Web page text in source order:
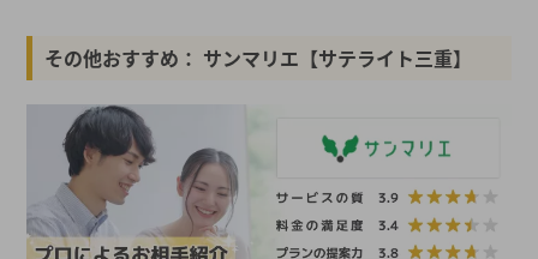
その他おすすめ： サンマリエ【サテライト三重】